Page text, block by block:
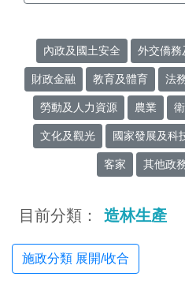
內政及國土安全 外交僑務
財政金融 教育及體育 法
勞動及人力資源 農業
文化及觀光 國家發展及科
客家 其他政
目前分類： 造林生產
施政分類 展開/收合